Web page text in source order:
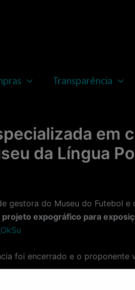
Transparência
em
da Língua
gestora do Museu do
expográfico para
foi encerrado e o proponente